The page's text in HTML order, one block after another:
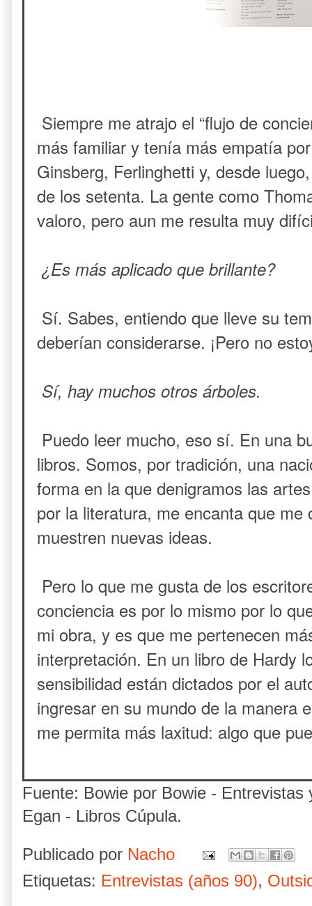
Siempre me atrajo el “flujo de
más familiar y tenía más empatía
Ginsberg, Ferlinghetti y, desde
de los setenta. La gente como
valoro, pero aun me resulta muy
¿Es más aplicado que brillante?
Sí. Sabes, entiendo que lleve su
deberían considerarse. ¡Pero no
Sí, hay muchos otros árboles.
Puedo leer mucho, eso sí. En una
libros. Somos, por tradición, una
forma en la que denigramos las
por la literatura, me encanta que
muestren nuevas ideas.
Pero lo que me gusta de los
conciencia es por lo mismo por lo
mi obra, y es que me pertenecen
interpretación. En un libro de Hardy
sensibilidad están dictados por el
ingresar en su mundo de la manera
me permita más laxitud: algo que
Fuente: Bowie por Bowie -
Egan - Libros Cúpula.
Publicado por Nacho
Etiquetas: Entrevistas (años 90),